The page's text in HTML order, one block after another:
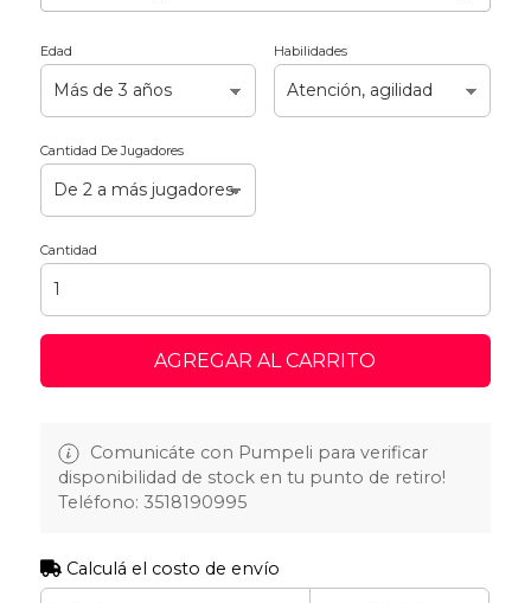
Edad Habilidades
Cantidad De Jugadores
Cantidad
AGREGAR AL CARRITO
Comunicáte con Pumpeli para verificar
disponibilidad de stock en tu punto de retiro!
Teléfono: 3518190995
Calculá el costo de envío